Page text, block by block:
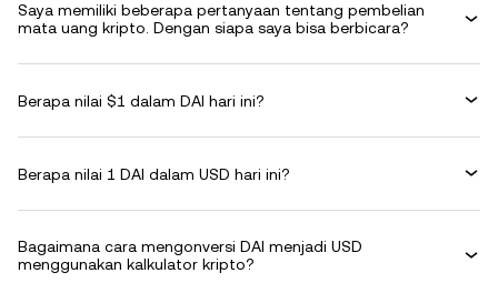
Saya memiliki beberapa pertanyaan tentang pembelian
mata uang kripto. Dengan siapa saya bisa berbicara?
Berapa nilai $1 dalam DAI hari ini?
Berapa nilai 1 DAI dalam USD hari ini?
Bagaimana cara mengonversi DAI menjadi USD
menggunakan kalkulator kripto?